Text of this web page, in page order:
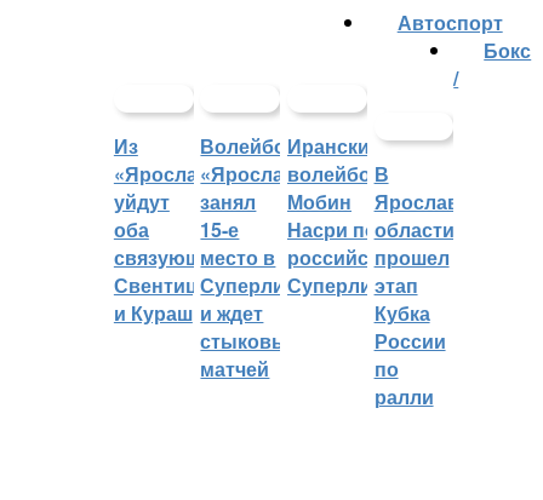
Из
«Ярославича»
уйдут
оба
связующих:
Свентицкис
и Кураш
Волейбольный
«Ярославич»
занял
15-е
место в
Суперлиге
и ждет
стыковых
матчей
Иранский
волейболист
Мобин
Насри покинет
российскую
Суперлигу
Автоспорт
В
Ярославской
области
прошел
этап
Кубка
России
по
ралли
Бокс
/